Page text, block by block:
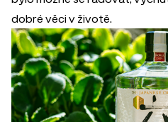
dobré věci v životě.